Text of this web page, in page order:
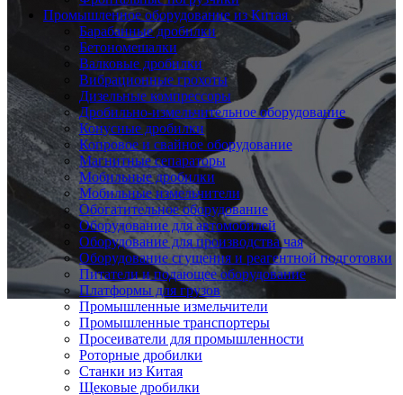
Промышленное оборудование из Китая
Барабанные дробилки
Бетономешалки
Валковые дробилки
Вибрационные грохоты
Дизельные компрессоры
Дробильно-измельчительное оборудование
Конусные дробилки
Копровое и свайное оборудование
Магнитные сепараторы
Мобильные дробилки
Мобильные измельчители
Обогатительное оборудование
Оборудование для автомобилей
Оборудование для производства чая
Оборудование сгущения и реагентной подготовки
Питатели и подающее оборудование
Платформы для грузов
Промышленные измельчители
Промышленные транспортеры
Просеиватели для промышленности
Роторные дробилки
Станки из Китая
Щековые дробилки